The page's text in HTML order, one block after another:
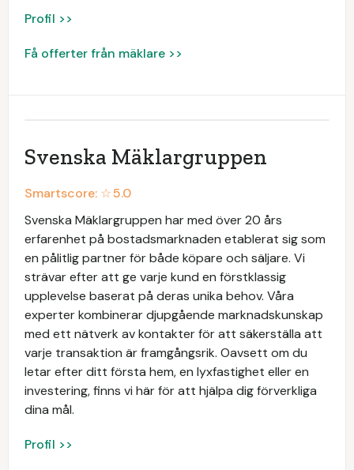
Profil >>
Få offerter från mäklare >>
Svenska Mäklargruppen
Smartscore: ☆5.0
Svenska Mäklargruppen har med över 20 års
erfarenhet på bostadsmarknaden etablerat sig som
en pålitlig partner för både köpare och säljare. Vi
strävar efter att ge varje kund en förstklassig
upplevelse baserat på deras unika behov. Våra
experter kombinerar djupgående marknadskunskap
med ett nätverk av kontakter för att säkerställa att
varje transaktion är framgångsrik. Oavsett om du
letar efter ditt första hem, en lyxfastighet eller en
investering, finns vi här för att hjälpa dig förverkliga
dina mål.
Profil >>